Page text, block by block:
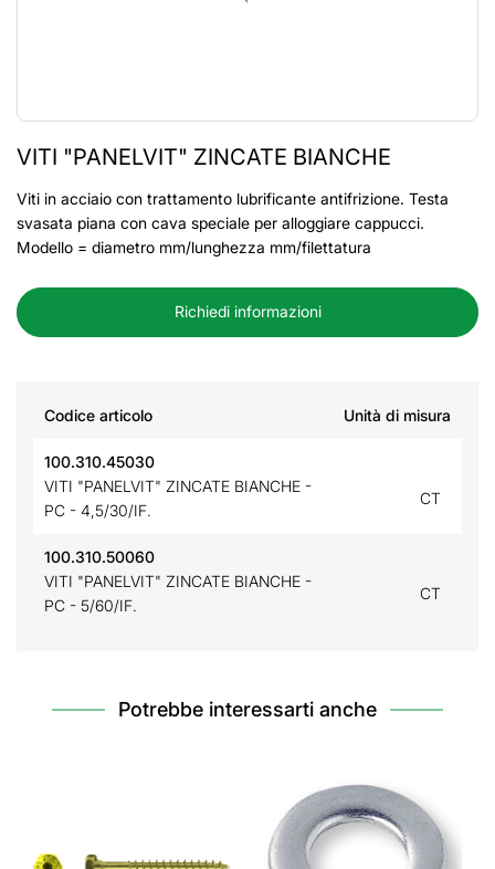
VITI "PANELVIT" ZINCATE BIANCHE
Viti in acciaio con trattamento lubrificante antifrizione. Testa
svasata piana con cava speciale per alloggiare cappucci.
Modello = diametro mm/lunghezza mm/filettatura
Richiedi informazioni
Codice articolo Unità di misura
100.310.45030
VITI "PANELVIT" ZINCATE BIANCHE -
PC - 4,5/30/IF.
CT
100.310.50060
VITI "PANELVIT" ZINCATE BIANCHE -
PC - 5/60/IF.
CT
Potrebbe interessarti anche